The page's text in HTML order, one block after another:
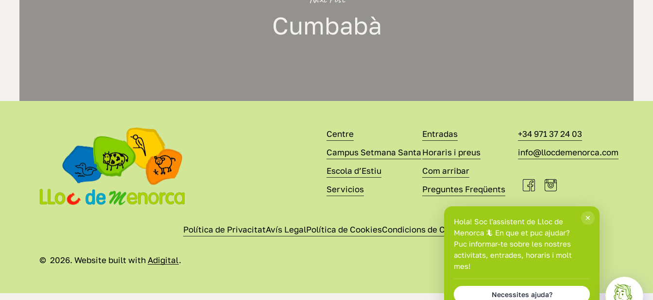
Cumbabà
Centre
Campus Setmana Santa
Escola d’Estiu
Servicios
Entradas
Horaris i preus
Com arribar
Preguntes Freqüents
+34 971 37 24 03
info@llocdemenorca.com
Política de PrivacitatAvís LegalPolítica de CookiesCondicions de Compra
© 2026. Website built with Adigital.